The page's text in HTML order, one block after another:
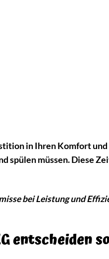
in Ihren Komfort
spülen müssen. Diese
bei Leistung und
entscheiden